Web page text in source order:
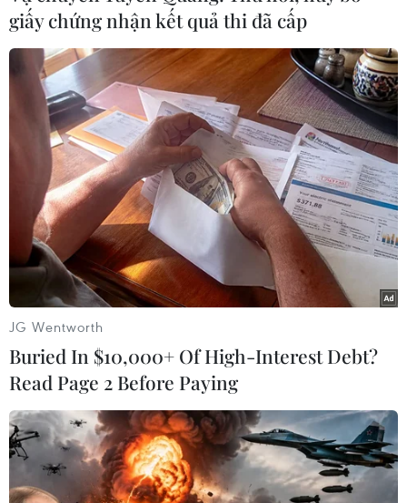
#Thủ tướng Chính phủ #Đồng Nai
#Giang hồ
#Công an
Theo dõi VietnamPlus
giấy chứng nhận kết quả thi đã cấp
JG Wentworth
Buried In $10,000+ Of High-Interest Debt?
Read Page 2 Before Paying